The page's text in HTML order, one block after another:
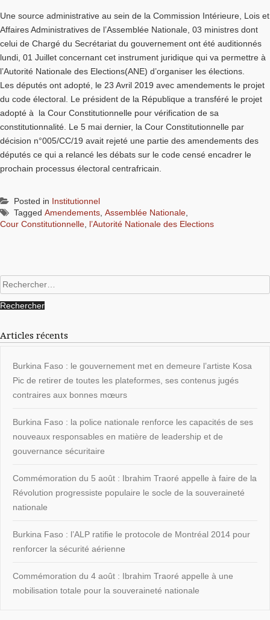
Une source administrative au sein de la Commission Intérieure, Lois et
Affaires Administratives de l’Assemblée Nationale, 03 ministres dont
celui de Chargé du Secrétariat du gouvernement ont été auditionnés
lundi, 01 Juillet concernant cet instrument juridique qui va permettre à
l’Autorité Nationale des Elections(ANE) d’organiser les élections.
Les députés ont adopté, le 23 Avril 2019 avec amendements le projet
du code électoral. Le président de la République a transféré le projet
adopté à la Cour Constitutionnelle pour vérification de sa
constitutionnalité. Le 5 mai dernier, la Cour Constitutionnelle par
décision n°005/CC/19 avait rejeté une partie des amendements des
députés ce qui a relancé les débats sur le code censé encadrer le
prochain processus électoral centrafricain.
Posted in Institutionnel
Tagged Amendements Assemblée Nationale
Cour Constitutionnelle l’Autorité Nationale des Elections
Rechercher :
Articles récents
Burkina Faso : le gouvernement met en demeure l’artiste Kosa
Pic de retirer de toutes les plateformes, ses contenus jugés
contraires aux bonnes mœurs
Burkina Faso : la police nationale renforce les capacités de ses
nouveaux responsables en matière de leadership et de
gouvernance sécuritaire
Commémoration du 5 août : Ibrahim Traoré appelle à faire de la
Révolution progressiste populaire le socle de la souveraineté
nationale
Burkina Faso : l’ALP ratifie le protocole de Montréal 2014 pour
renforcer la sécurité aérienne
Commémoration du 4 août : Ibrahim Traoré appelle à une
mobilisation totale pour la souveraineté nationale